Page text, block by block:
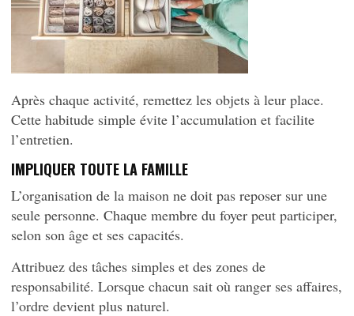
Après chaque activité, remettez les objets à leur place.
Cette habitude simple évite l’accumulation et facilite
l’entretien.
IMPLIQUER TOUTE LA FAMILLE
L’organisation de la maison ne doit pas reposer sur une
seule personne. Chaque membre du foyer peut participer,
selon son âge et ses capacités.
Attribuez des tâches simples et des zones de
responsabilité. Lorsque chacun sait où ranger ses affaires,
l’ordre devient plus naturel.